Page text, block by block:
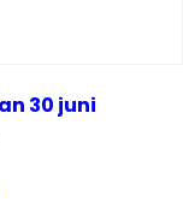
30 juni